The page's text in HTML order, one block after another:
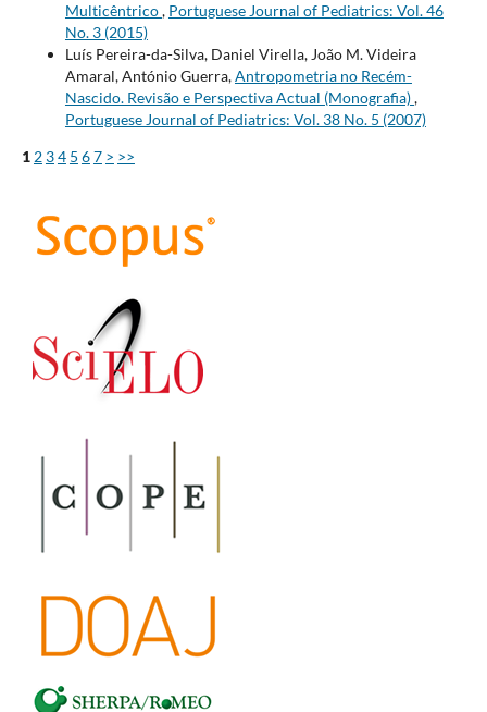
Multicêntrico, Portuguese Journal of Pediatrics: Vol. 46
No. 3 (2015)
Luís Pereira-da-Silva, Daniel Virella, João M. Videira
Amaral, António Guerra,Antropometria no Recém-
Nascido. Revisão e Perspectiva Actual (Monografia),
Portuguese Journal of Pediatrics: Vol. 38 No. 5 (2007)
1 2 34 5 67 > >>